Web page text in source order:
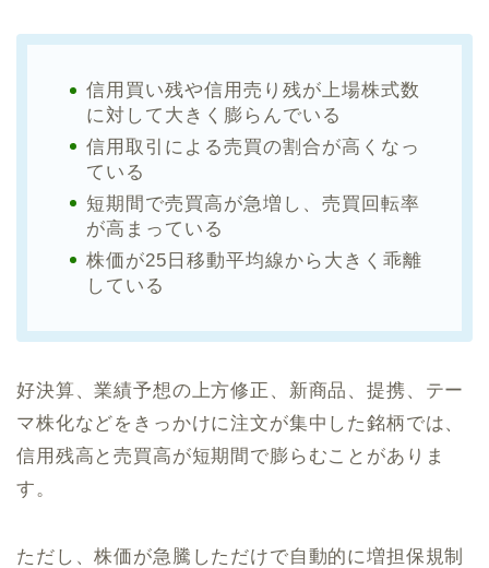
信用買い残や信用売り残が上場株式数
に対して大きく膨らんでいる
信用取引による売買の割合が高くなっ
ている
短期間で売買高が急増し、売買回転率
が高まっている
株価が25日移動平均線から大きく乖離
している
好決算、業績予想の上方修正、新商品、提携、テー
マ株化などをきっかけに注文が集中した銘柄では、
信用残高と売買高が短期間で膨らむことがありま
す。
ただし、株価が急騰しただけで自動的に増担保規制